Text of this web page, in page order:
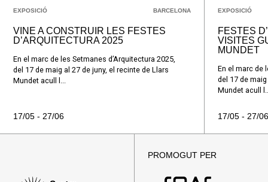
EXPOSICIÓ BARCELONA
VINE A CONSTRUIR LES FESTES
D’ARQUITECTURA 2025
En el marc de les Setmanes d’Arquitectura 2025,
del 17 de maig al 27 de juny, el recinte de Llars
Mundet acull l...
17/05 - 27/06
EXPOSICIÓ
FESTES
VISITES
MUNDET
En el marc de
del 17 de
Mundet acull
17/05 - 27/06
PROMOGUT PER